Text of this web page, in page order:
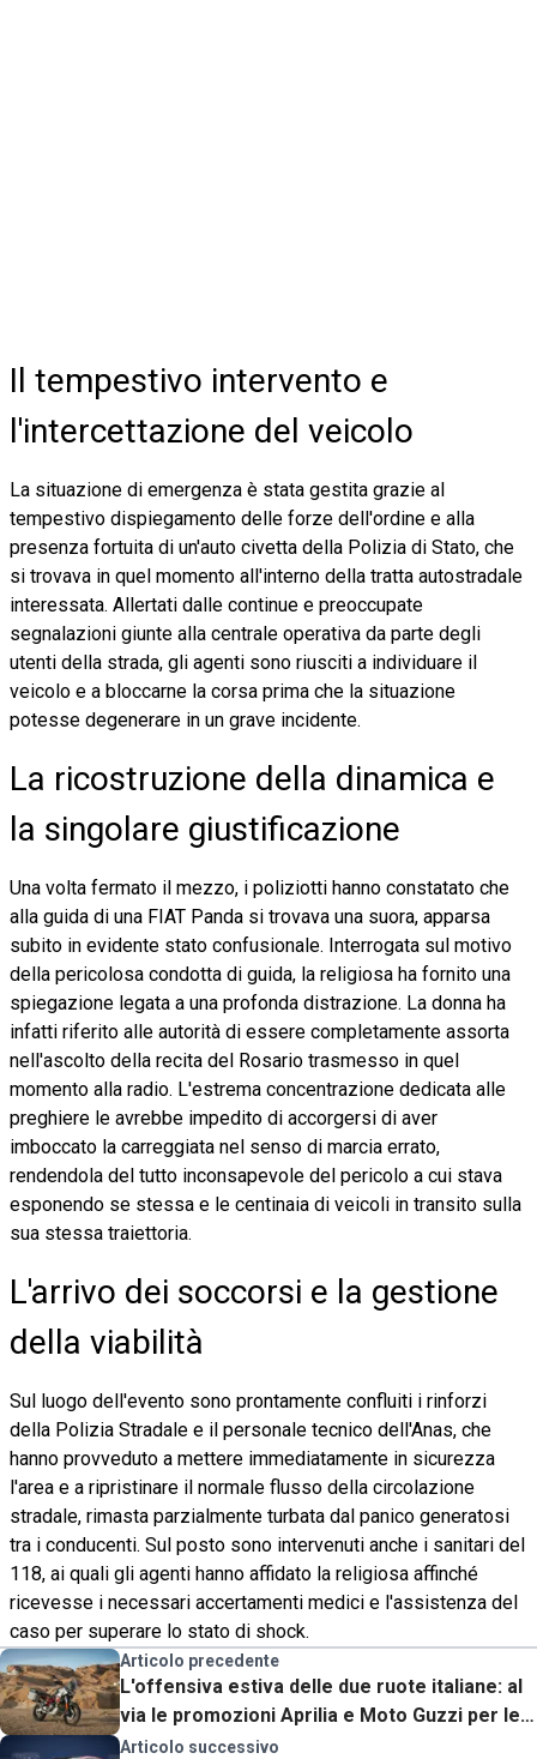
Il tempestivo intervento e
l'intercettazione del veicolo
La situazione di emergenza è stata gestita grazie al
tempestivo dispiegamento delle forze dell'ordine e alla
presenza fortuita di un'auto civetta della Polizia di Stato, che
si trovava in quel momento all'interno della tratta autostradale
interessata. Allertati dalle continue e preoccupate
segnalazioni giunte alla centrale operativa da parte degli
utenti della strada, gli agenti sono riusciti a individuare il
veicolo e a bloccarne la corsa prima che la situazione
potesse degenerare in un grave incidente.
La ricostruzione della dinamica e
la singolare giustificazione
Una volta fermato il mezzo, i poliziotti hanno constatato che
alla guida di una FIAT Panda si trovava una suora, apparsa
subito in evidente stato confusionale. Interrogata sul motivo
della pericolosa condotta di guida, la religiosa ha fornito una
spiegazione legata a una profonda distrazione. La donna ha
infatti riferito alle autorità di essere completamente assorta
nell'ascolto della recita del Rosario trasmesso in quel
momento alla radio. L'estrema concentrazione dedicata alle
preghiere le avrebbe impedito di accorgersi di aver
imboccato la carreggiata nel senso di marcia errato,
rendendola del tutto inconsapevole del pericolo a cui stava
esponendo se stessa e le centinaia di veicoli in transito sulla
sua stessa traiettoria.
L'arrivo dei soccorsi e la gestione
della viabilità
Sul luogo dell'evento sono prontamente confluiti i rinforzi
della Polizia Stradale e il personale tecnico dell'Anas, che
hanno provveduto a mettere immediatamente in sicurezza
l'area e a ripristinare il normale flusso della circolazione
stradale, rimasta parzialmente turbata dal panico generatosi
tra i conducenti. Sul posto sono intervenuti anche i sanitari del
118, ai quali gli agenti hanno affidato la religiosa affinché
ricevesse i necessari accertamenti medici e l'assistenza del
caso per superare lo stato di shock.
Articolo precedente
L'offensiva estiva delle due ruote italiane: al
via le promozioni Aprilia e Moto Guzzi per le
gamme 2026
Articolo successivo